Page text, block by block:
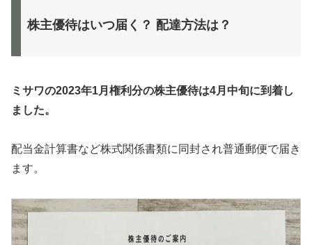
株主優待はいつ届く？ 配達方法は？
ミサワの2023年1月権利分の株主優待は4月中旬に到着し
ました。
配当金計算書など株式関係書類に同封され普通郵便で届き
ます。